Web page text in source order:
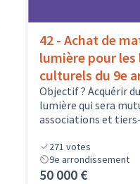
42 - Achat de
lumière pour
culturels du 9e
Objectif ? Acquérir
lumière qui sera
associations et
271 votes
9e arrondissement
50 000 €